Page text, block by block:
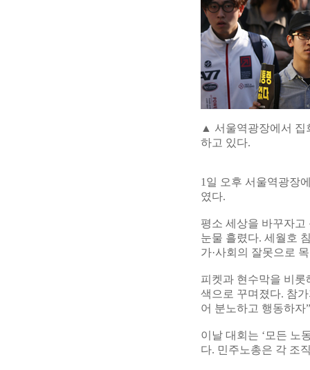
▲ 서울역광장에서 집
하고 있다.
1일 오후 서울역광장
였다.
평소 세상을 바꾸자
눈물 흘렸다. 세월호
가·사회의 잘못으로
피켓과 현수막을 비
색으로 꾸며졌다. 참
어 분노하고 행동하자
이날 대회는 ‘모든 노
다. 민주노총은 각 조